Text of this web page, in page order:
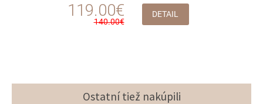
119.00€
140.00€
DETAIL
Ostatní tiež nakúpili